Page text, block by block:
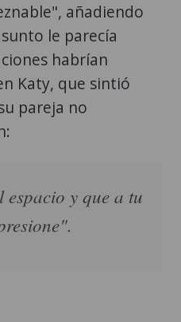
añadiendo
le parecía
habrían
Katy, que sintió
pareja no
y que a tu